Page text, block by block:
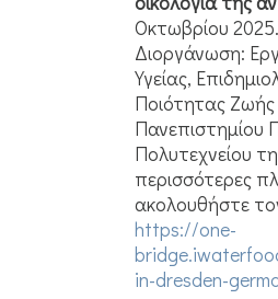
Οκτωβρίου
Διοργάνωση:
Υγείας,
Ποιότητας
Πανεπιστημίου
Πολυτεχνείου
περισσότερες
ακολουθήστε
https://one-
in-dresden-